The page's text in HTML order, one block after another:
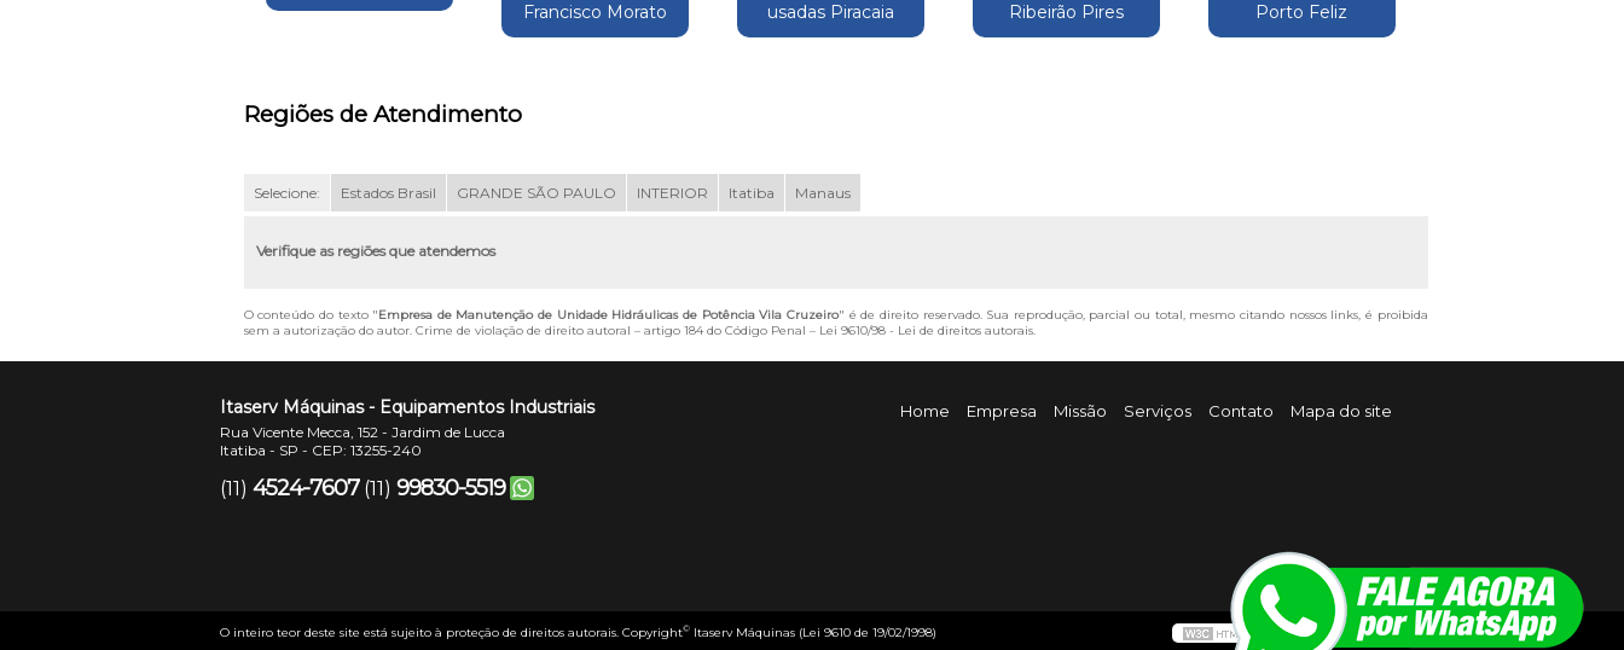
Francisco Morato
usadas Piracaia
Ribeirão Pires
Porto Feliz
Regiões de Atendimento
Selecione: Estados Brasil GRANDE SÃO PAULO INTERIOR Itatiba Manaus
Verifique as regiões que atendemos
O conteúdo do texto "Empresa de Manutenção de Unidade Hidráulicas de Potência Vila Cruzeiro" é de direito reservado. Sua reprodução, parcial ou total, mesmo citando nossos links, é proibida
sem a autorização do autor. Crime de violação de direito autoral – artigo 184 do Código Penal – Lei 9610/98 - Lei de direitos autorais.
Itaserv Máquinas - Equipamentos Industriais
Rua Vicente Mecca, 152 - Jardim de Lucca
Itatiba - SP - CEP: 13255-240
(11) 4524-7607 (11) 99830-5519
Home Empresa Missão Serviços Contato Mapa do site
O inteiro teor deste site está sujeito à proteção de direitos autorais. Copyright© Itaserv Máquinas (Lei 9610 de 19/02/1998)